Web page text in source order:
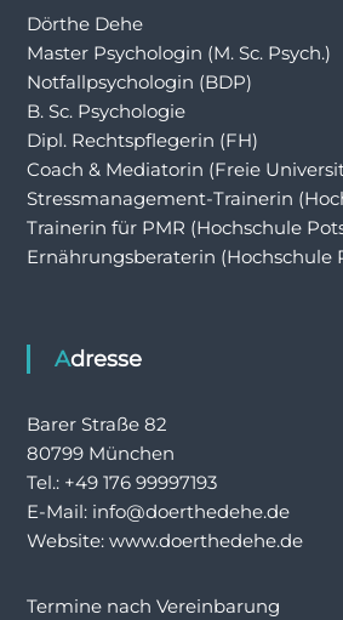
Dörthe Dehe
Master Psychologin (M. Sc. Psych.)
Notfallpsychologin (BDP)
B. Sc. Psychologie
Dipl. Rechtspflegerin (FH)
Coach & Mediatorin (Freie
Stressmanagement-Trainerin
Trainerin für PMR (Hochschule
Ernährungsberaterin (Hochschule
Adresse
Barer Straße 82
80799 München
Tel.: +49 176 99997193
E-Mail: info@doerthedehe.de
Website: www.doerthedehe.de
Termine nach Vereinbarung